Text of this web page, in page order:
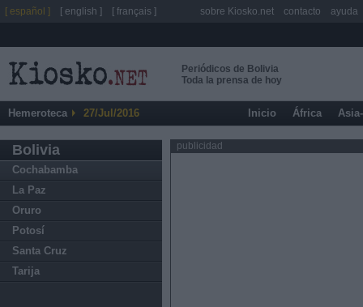
Periódicos de Bolivia
Toda la prensa de hoy
Hemeroteca 27/Jul/2016 Inicio África
Bolivia
Cochabamba
La Paz
Oruro
Potosí
Santa Cruz
Tarija
publicidad
[ español ] [ english ] [ français ] sobre Kiosko.net contacto ayuda